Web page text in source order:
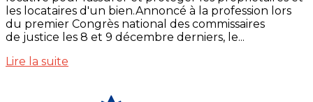
les locataires d'un bien.Annoncé à la profession lors
du premier Congrès national des commissaires
de justice les 8 et 9 décembre derniers, le...
Lire la suite